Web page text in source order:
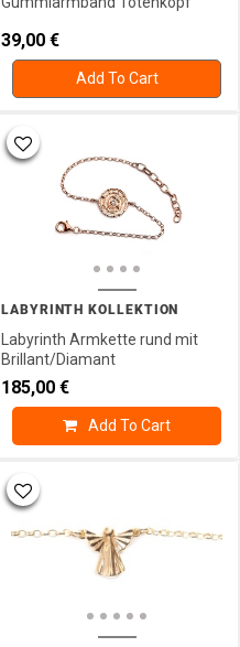
39,00 €
Add To Cart
LABYRINTH KOLLEKTION
Labyrinth Armkette rund mit
Brillant/Diamant
185,00 €
Add To Cart